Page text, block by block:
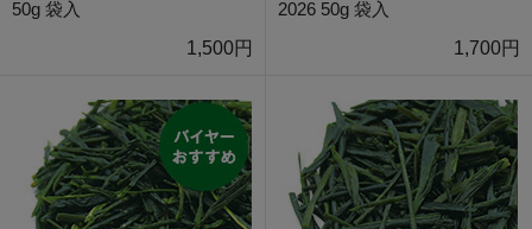
50g 袋入
1,500円
2026 50g 袋入
1,700円